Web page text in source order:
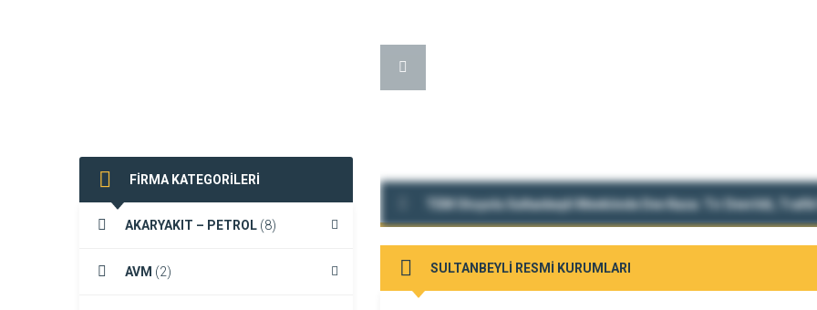
FİRMA KATEGORİLERİ
AKARYAKIT – PETROL (8)
AVM (2)
Kişiye 1.9 Milyon TL Cezai İşlem TEM Otoyolu Sultanbeyli Mevkiinde Dev Kaza: Tır Devrildi,
SULTANBEYLİ RESMİ KURUMLARI